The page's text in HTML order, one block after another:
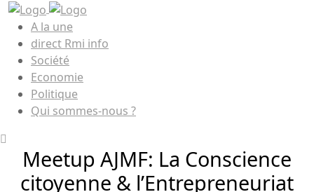
A la une
direct Rmi info
Société
Economie
Politique
Qui sommes-nous ?
Meetup AJMF: La Conscience
citoyenne & l’Entrepreneuriat